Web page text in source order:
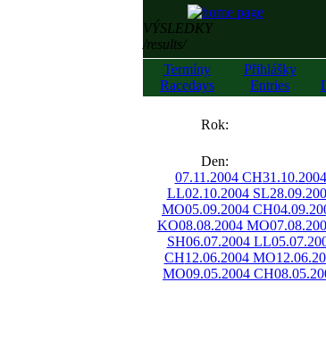
VÝSLEDKY
/results/
Termíny
Racedays
Přihlášky
Entries
Rok:
Den:
07.11.2004 CH
LL02.10.2004 SL
MO05.09.2004 CH
KO08.08.2004 MO
SH06.07.2004 LL
CH12.06.2004 MO
MO09.05.2004 CH